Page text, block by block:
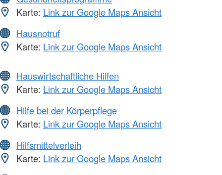
Karte: Link zur Google Maps Ansicht
Hausnotruf
Karte: Link zur Google Maps Ansicht
Hauswirtschaftliche Hilfen
Karte: Link zur Google Maps Ansicht
Hilfe bei der Körperpflege
Karte: Link zur Google Maps Ansicht
Hilfsmittelverleih
Karte: Link zur Google Maps Ansicht